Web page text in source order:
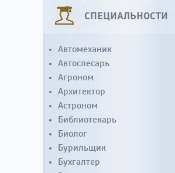
СПЕЦИАЛЬНОСТИ
Автомеханик
Автослесарь
Агроном
Архитектор
Астроном
Библиотекарь
Биолог
Бурильщик
Бухгалтер